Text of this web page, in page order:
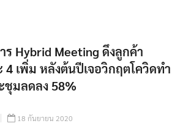
Hybrid Meeting ดึงลูกค้า
4 เพิ่ม หลังต้นปีเจอวิกฤตโควิดทำ
ชุมลดลง 58%
18 กันยายน 2020